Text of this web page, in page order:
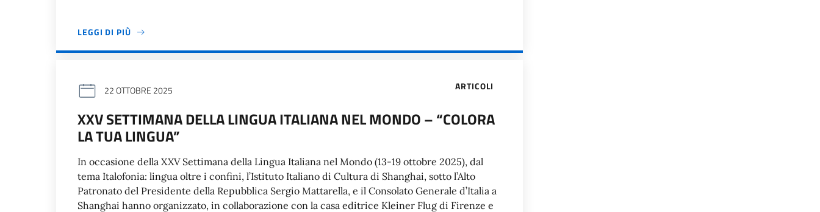
LEGGI DI PIÙ
ARTICOLI
22 OTTOBRE 2025
XXV SETTIMANA DELLA LINGUA ITALIANA NEL MONDO – “COLORA
LA TUA LINGUA”
In occasione della XXV Settimana della Lingua Italiana nel Mondo (13-19 ottobre 2025), dal
tema Italofonia: lingua oltre i confini, l’Istituto Italiano di Cultura di Shanghai, sotto l’Alto
Patronato del Presidente della Repubblica Sergio Mattarella, e il Consolato Generale d’Italia a
Shanghai hanno organizzato, in collaborazione con la casa editrice Kleiner Flug di Firenze e